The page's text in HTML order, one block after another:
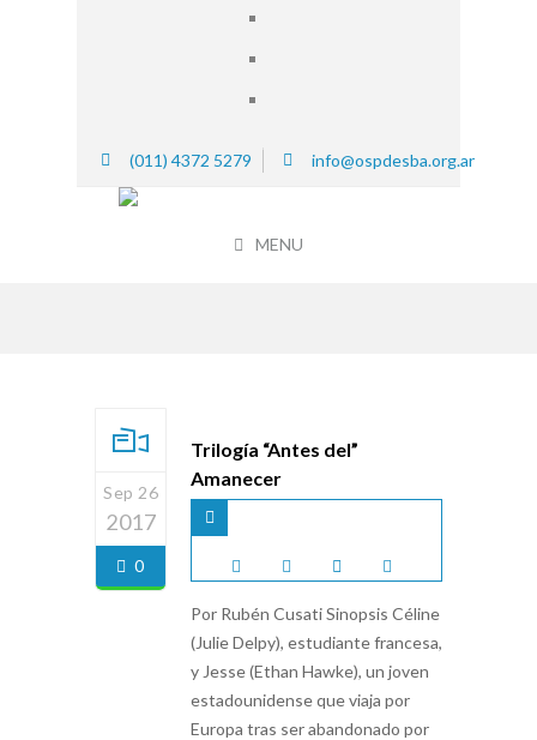
(011) 4372 5279 info@ospdesba.org.ar
MENU
Sep 26
2017
0
Trilogía “Antes del”
Amanecer
Por Rubén Cusati Sinopsis Céline
(Julie Delpy), estudiante francesa,
y Jesse (Ethan Hawke), un joven
estadounidense que viaja por
Europa tras ser abandonado por